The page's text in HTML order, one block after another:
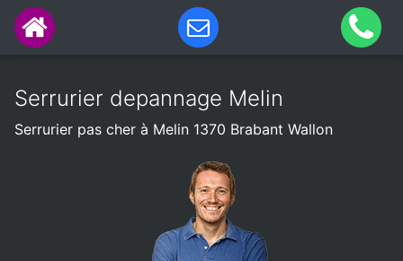
Serrurier depannage Melin
Serrurier pas cher à Melin 1370 Brabant Wallon